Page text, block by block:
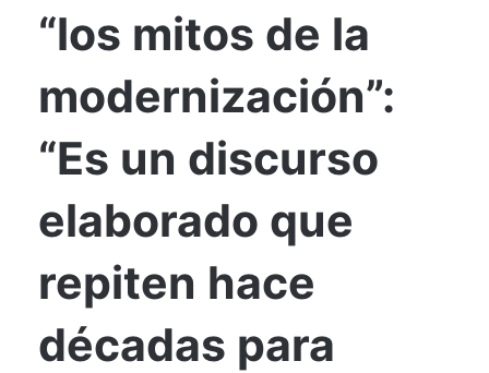
“los mitos de la
modernización”:
“Es un discurso
elaborado que
repiten hace
décadas para